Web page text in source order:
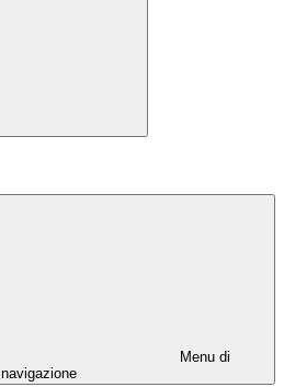
Menu di
navigazione